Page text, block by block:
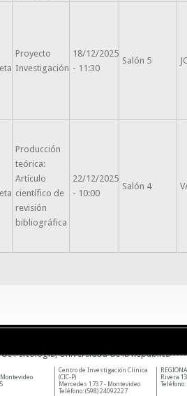
Proyecto
Investigación
18/12/2025
- 11:30
Salón 5
Producción
teórica:
Artículo
científico de
revisión
bibliográfica
22/12/2025
- 10:00
Salón 4
Psicología, Universidad de la República
Rivera
Teléfono:
Centro de Investigación Clínica
(CIC-P)
Mercedes 1737 - Montevideo
Teléfono: (598) 24092227